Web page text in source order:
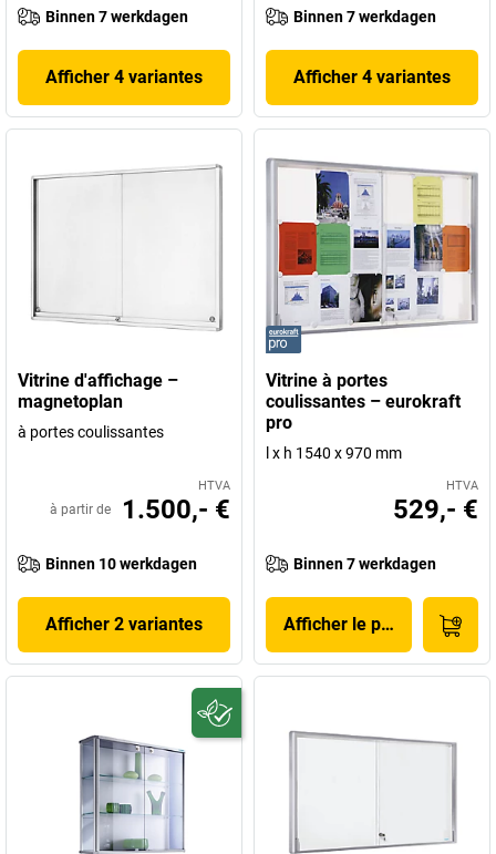
Binnen 7 werkdagen
Afficher 4 variantes
Binnen 7 werkdagen
Afficher 4 variantes
Vitrine d'affichage –
magnetoplan
à portes coulissantes
HTVA
à partir de 1.500,- €
Binnen 10 werkdagen
Afficher 2 variantes
Vitrine à portes
coulissantes – eurokraft
pro
l x h 1540 x 970 mm
HTVA
529,- €
Binnen 7 werkdagen
Afficher le produit